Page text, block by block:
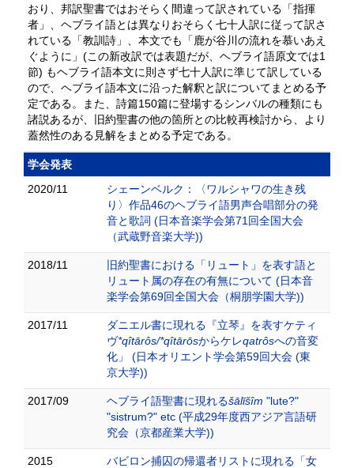
おり、邦訳聖書ではおそらく間違って訳されている「指揮
者」、ヘブライ語とは異なりおそらく七十人訳に従って訳さ
れている「教訓詩」、本文でも「鹿が谷川の流れを慕いあえ
ぐように」(この新改訳では表題だが、ヘブライ語原文では1
節) もヘブライ語本文に則さず七十人訳に準じて訳している
ので、ヘブライ語本文に沿った解釈と訳についてまとめる予
定である。また、詩篇150篇に登場するシンバルの種類にも
諸説あるが、旧約聖書の他の箇所との比較再検討から、より
蓋然性のある見解をまとめる予定である。
学会発表
2020/11
シェーンベルク：〈ワルシャワの生き残
り〉作品46のヘブライ語男声合唱部分の発
音と歌詞 (日本音楽学会第71回全国大会
（武蔵野音楽大学))
2018/11
旧約聖書における「リュート」を表す語と
リュート属の存在の有無について (日本音
楽学会第69回全国大会（桐朋学園大学))
2017/11
ダニエル書に現れる『立琴』を表すケティ
ヴ*qîtārôs/*qîtārōsからケレqatrôsへの音変
化」 (日本オリエント学会第59回大会 (東
京大学))
2017/09 ヘブライ語聖書に現れるšālīšîm "lute?"
"sistrum?" etc (平成29年度西アジア言語研
究会（京都産業大学))
2015
バビロン捕囚の帰還者リストに現れる「女